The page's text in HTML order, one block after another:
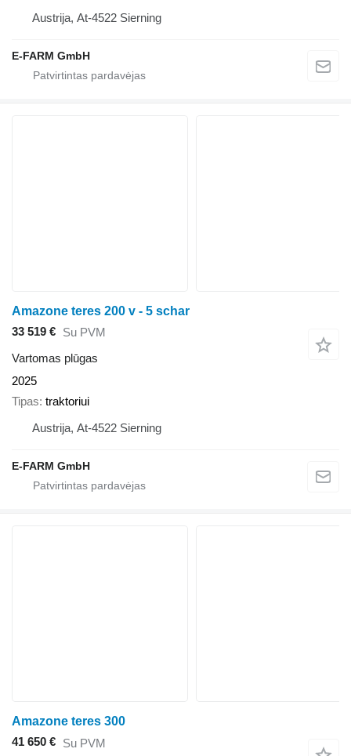
Austrija, At-4522 Sierning
E-FARM GmbH
Amazone teres 200 v - 5 schar
33 519 € Su PVM
Vartomas plūgas
2025
Tipas traktoriui
Austrija, At-4522 Sierning
E-FARM GmbH
Amazone teres 300
41 650 € Su PVM